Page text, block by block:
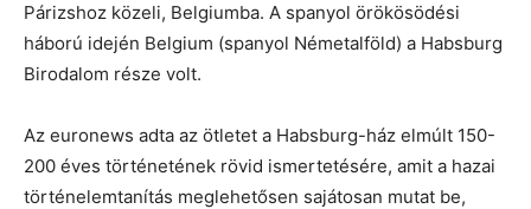
Párizshoz közeli, Belgiumba. A spanyol örökösödési
háború idején Belgium (spanyol Németalföld) a Habsburg
Birodalom része volt.
Az euronews adta az ötletet a Habsburg-ház elmúlt 150-
200 éves történetének rövid ismertetésére, amit a hazai
történelemtanítás meglehetősen sajátosan mutat be,